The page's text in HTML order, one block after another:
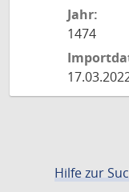
Jahr:
1474
Hilfe zur